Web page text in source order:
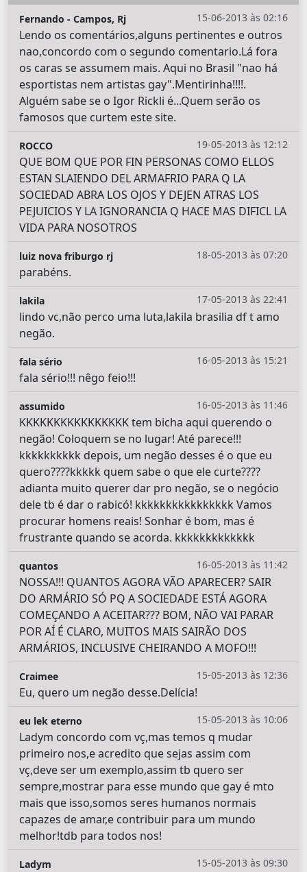
15-06-2013 às 02:16
Fernando - Campos, Rj
Lendo os comentários,alguns pertinentes e outros
nao,concordo com o segundo comentario.Lá fora
os caras se assumem mais. Aqui no Brasil "nao há
esportistas nem artistas gay".Mentirinha!!!!.
Alguém sabe se o Igor Rickli é...Quem serão os
famosos que curtem este site.
19-05-2013 às 12:12
ROCCO
QUE BOM QUE POR FIN PERSONAS COMO ELLOS
ESTAN SLAIENDO DEL ARMAFRIO PARA Q LA
SOCIEDAD ABRA LOS OJOS Y DEJEN ATRAS LOS
PEJUICIOS Y LA IGNORANCIA Q HACE MAS DIFICL LA
VIDA PARA NOSOTROS
18-05-2013 às 07:20
luiz nova friburgo rj
parabéns.
17-05-2013 às 22:41
lakila
lindo vc,não perco uma luta,lakila brasilia df t amo
negão.
16-05-2013 às 15:21
fala sério
fala sério!!! nêgo feio!!!
16-05-2013 às 11:46
assumido
KKKKKKKKKKKKKKKK tem bicha aqui querendo o
negão! Coloquem se no lugar! Até parece!!!
kkkkkkkkkk depois, um negão desses é o que eu
quero????kkkkk quem sabe o que ele curte????
adianta muito querer dar pro negão, se o negócio
dele tb é dar o rabicó! kkkkkkkkkkkkkkkk Vamos
procurar homens reais! Sonhar é bom, mas é
frustrante quando se acorda. kkkkkkkkkkkkk
16-05-2013 às 11:42
quantos
NOSSA!!! QUANTOS AGORA VÃO APARECER? SAIR
DO ARMÁRIO SÓ PQ A SOCIEDADE ESTÁ AGORA
COMEÇANDO A ACEITAR??? BOM, NÃO VAI PARAR
POR AÍ É CLARO, MUITOS MAIS SAIRÃO DOS
ARMÁRIOS, INCLUSIVE CHEIRANDO A MOFO!!!
15-05-2013 às 12:36
Craimee
Eu, quero um negão desse.Delícia!
15-05-2013 às 10:06
eu lek eterno
Ladym concordo com vç,mas temos q mudar
primeiro nos,e acredito que sejas assim com
vç,deve ser um exemplo,assim tb quero ser
sempre,mostrar para esse mundo que gay é mto
mais que isso,somos seres humanos normais
capazes de amar,e contribuir para um mundo
melhor!tdb para todos nos!
15-05-2013 às 09:30
Ladym